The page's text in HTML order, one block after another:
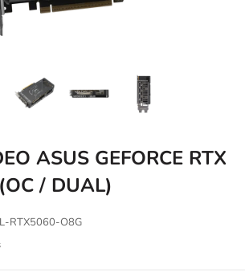
ASUS GEFORCE RTX
/ DUAL)
RTX5060-O8G